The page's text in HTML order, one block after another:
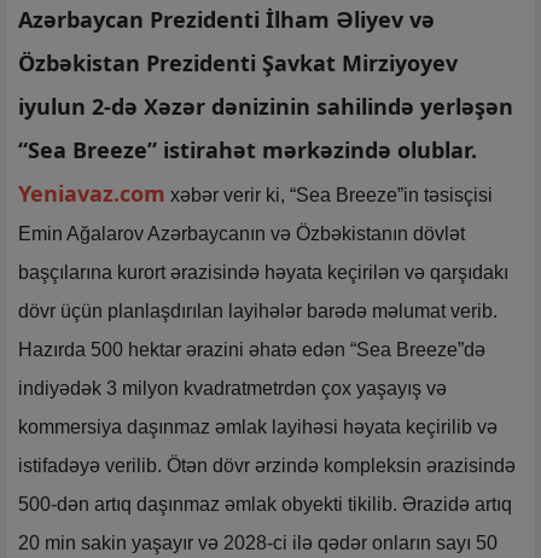
Azərbaycan Prezidenti İlham Əliyev və
Özbəkistan Prezidenti Şavkat Mirziyoyev
iyulun 2-də Xəzər dənizinin sahilində yerləşən
“Sea Breeze” istirahət mərkəzində olublar.
Yeniavaz.com xəbər verir ki, “Sea Breeze”in təsisçisi
Emin Ağalarov Azərbaycanın və Özbəkistanın dövlət
başçılarına kurort ərazisində həyata keçirilən və qarşıdakı
dövr üçün planlaşdırılan layihələr barədə məlumat verib.
Hazırda 500 hektar ərazini əhatə edən “Sea Breeze”də
indiyədək 3 milyon kvadratmetrdən çox yaşayış və
kommersiya daşınmaz əmlak layihəsi həyata keçirilib və
istifadəyə verilib. Ötən dövr ərzində kompleksin ərazisində
500-dən artıq daşınmaz əmlak obyekti tikilib. Ərazidə artıq
20 min sakin yaşayır və 2028-ci ilə qədər onların sayı 50